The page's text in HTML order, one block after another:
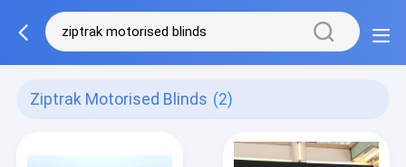
Ziptrak Motorised Blinds (2)